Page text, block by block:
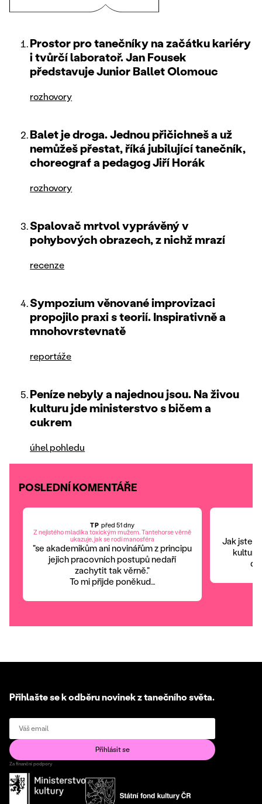
Prostor pro tanečníky na začátku kariéry
i tvůrčí laboratoř. Jan Fousek
představuje Junior Ballet Olomouc
rozhovory
Balet je droga. Jednou přičichneš a už
nemůžeš přestat, říká jubilující tanečník,
choreograf a pedagog Jiří Horák
rozhovory
Spalovač mrtvol vyprávěný v
pohybových obrazech, z nichž mrazí
recenze
Sympozium věnované improvizaci
propojilo praxi s teorií. Inspirativně a
mnohovrstevnatě
reportáže
Peníze nebyly a najednou jsou. Na živou
kulturu jde ministerstvo s bičem a
cukrem
úhel pohledu
POSLEDNÍ KOMENTÁŘE
TPpřed 51 dny
Z nejistého mladíka toxickým mužem. Tantehorse věrně
ukazuje, jak se rodí manosféra
"se akademikům ani novinářům z principu
jejich pracovních postupů nedaří
zachytit tak věrně."
To mi přijde poněkud…
Jak jste
Přihlašte se k odběru novinek z tanečního světa.
Za finanční podpory